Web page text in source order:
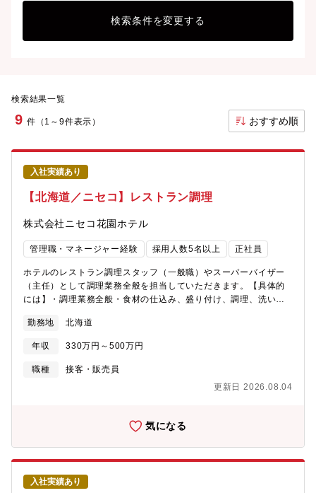
検索条件を変更する
検索結果一覧
9 件（1～9件表示） おすすめ順
入社実績あり
【北海道／ニセコ】レストラン調理
株式会社ニセコ花園ホテル
管理職・マネージャー経験 採用人数5名以上 正社員
ホテルのレストラン調理スタッフ（一般職）やスーパーバイザー
（主任）として調理業務全般を担当していただきます。【具体的
には】・調理業務全般・食材の仕込み、盛り付け、調理、洗い
※ホテルの状況により他部門の支援・補助業務が求められる場合
があります。【求める人物像】1. ホテルグループの企業理念に共
感し、関連部署と協力して目標の達成を実現できる方。2. ホスピ
タリティ業界への興味と情熱を持っている方。3. 相手のニーズを
2024年開業予定！ニセコアンヌプリの裾野に広がるスキーエリア
HANAZONOリゾート内に開業を予定しています。ゲレンデに隣接
したホテルであることからスキー場へのアクセスも良く、客室か
らは羊蹄山またはニセコ連峰の雄大な自然を身近に感じることが
できます。・ライフスタイルブランド「新しい旅のスタイルや体
験を求める人々を魅了するホテル」をブランドコンセプトとして
いるオークラ ニッコー ホテルズ唯一のライフスタイルホテルブラ
勤務地 北海道
年収 330万円～500万円
職種
接客・販売員
更新日 2026.08.04
気になる
入社実績あり